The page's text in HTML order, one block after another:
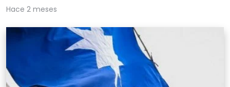
Hace 2 meses